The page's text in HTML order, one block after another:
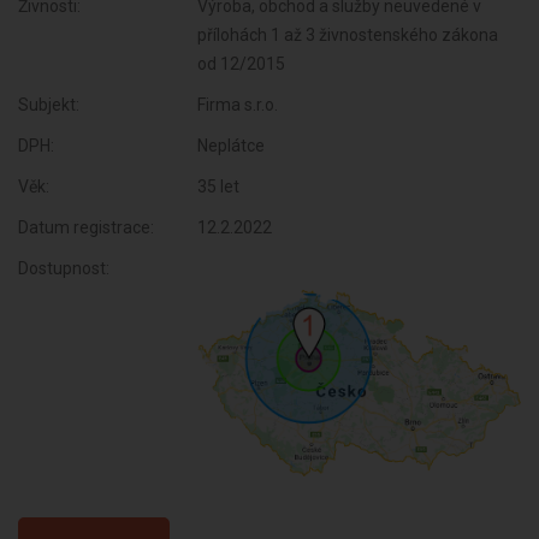
Živnosti:
Výroba, obchod a služby neuvedené v
přílohách 1 až 3 živnostenského zákona
od 12/2015
Subjekt: Firma s.r.o.
DPH: Neplátce
Věk: 35 let
Datum registrace: 12.2.2022
Dostupnost: